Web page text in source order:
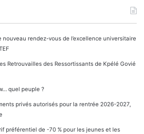
nouveau rendez-vous de l’excellence universitaire
Retrouvailles des Ressortissants de Kpélé Govié
quel peuple ?
privés autorisés pour la rentrée 2026-2027,
préférentiel de -70 % pour les jeunes et les